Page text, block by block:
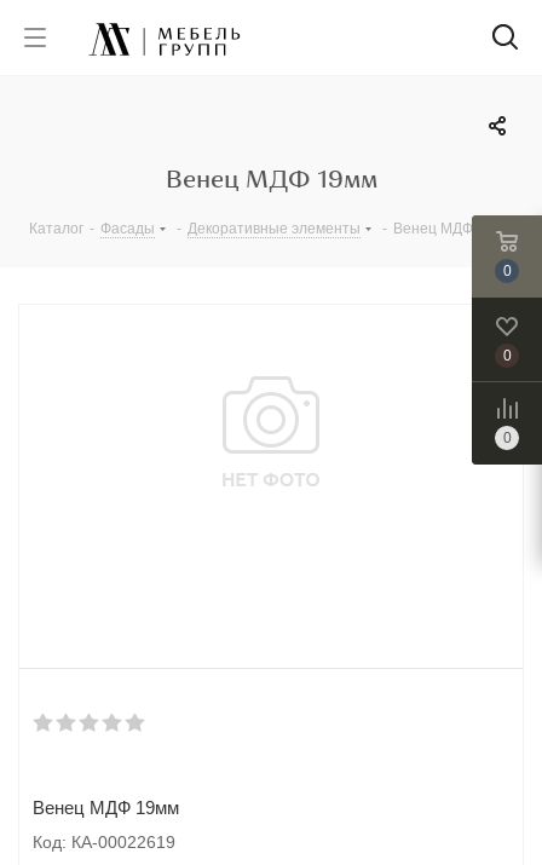
Венец МДФ 19мм
Каталог - Фасады - Декоративные элементы - Венец МДФ 19мм
Венец МДФ 19мм
Код: КА-00022619
0
0
0